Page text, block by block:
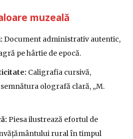
muzeală
Document administrativ autentic,
pe hârtie de epocă.
Caligrafia cursivă,
olografă clară, „M.
Piesa ilustrează efortul de
rural în timpul